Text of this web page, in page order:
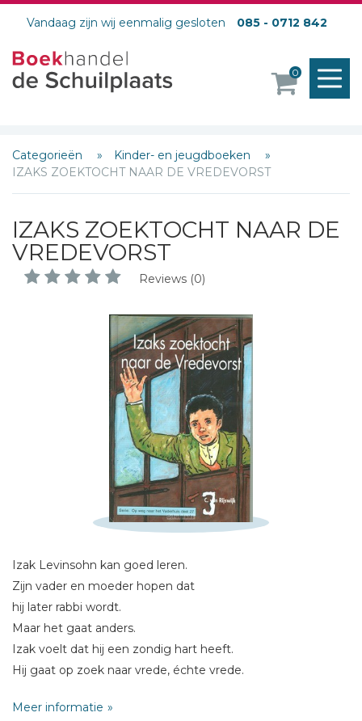
Vandaag zijn wij eenmalig gesloten 085 - 0712 842
0
Categorieën
Kinder- en jeugdboeken
IZAKS ZOEKTOCHT NAAR DE VREDEVORST
IZAKS ZOEKTOCHT NAAR DE
VREDEVORST
Reviews (0)
Izak Levinsohn kan goed leren.
Zijn vader en moeder hopen dat
hij later rabbi wordt.
Maar het gaat anders.
Izak voelt dat hij een zondig hart heeft.
Hij gaat op zoek naar vrede, échte vrede.
Maar de Vredevorst wijst hem de weg.
Meer informatie
Schrijf hieronder je review!
Sterren
Naam *
E-mail *
Titel *
Bericht *